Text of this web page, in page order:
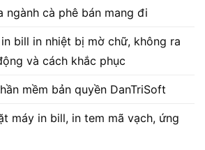
ngành cà phê bán mang đi
bill in nhiệt bị mờ chữ, không ra
và cách khắc phục
mềm bản quyền DanTriSoft
máy in bill, in tem mã vạch, ứng